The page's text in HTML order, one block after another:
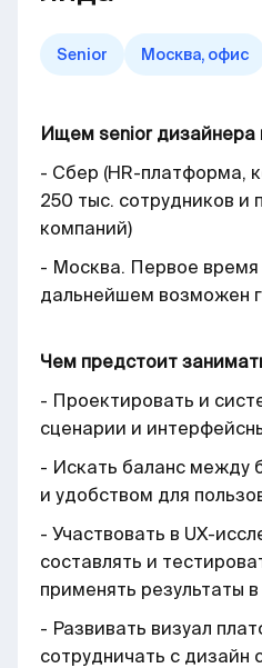
Senior Москва, офис
Ищем senior дизайнера
- Сбер (HR-платформа,
250 тыс. сотрудников и
компаний)
- Москва. Первое
дальнейшем возможен
Чем предстоит
- Проектировать и
сценарии и
- Искать баланс между
и удобством для
- Участвовать в UX-
составлять и
применять результаты
- Развивать визуал
сотрудничать с дизайн